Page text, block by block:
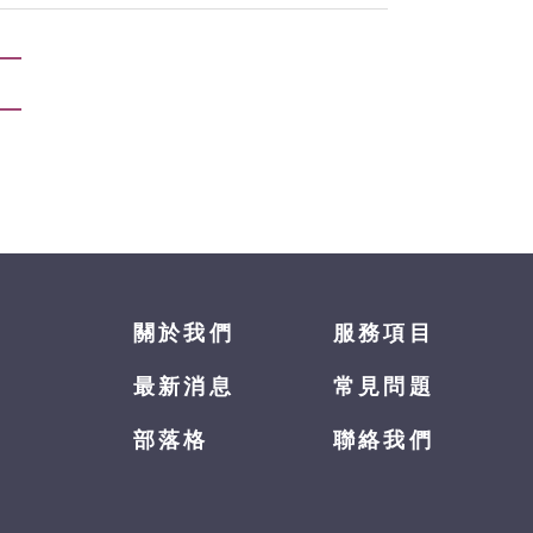
關於我們 服務項目
最新消息 常見問題
部落格 聯絡我們